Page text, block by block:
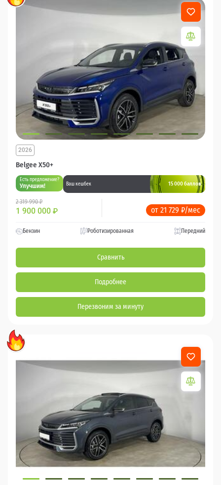
Belgee X50+
2026
Есть предложение?
Улучшим! Ваш кешбек 15 000 баллов
2 319 990 ₽
1 900 000 ₽ от 21 729 ₽/мес
Бензин Роботизированная Передний
Сравнить
Подробнее
Перезвоним за минуту